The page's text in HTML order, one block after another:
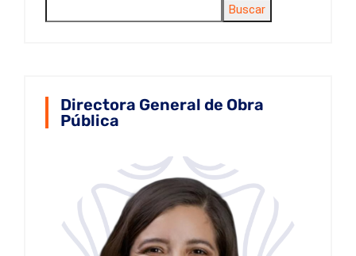
Buscar
Directora General de Obra
Pública